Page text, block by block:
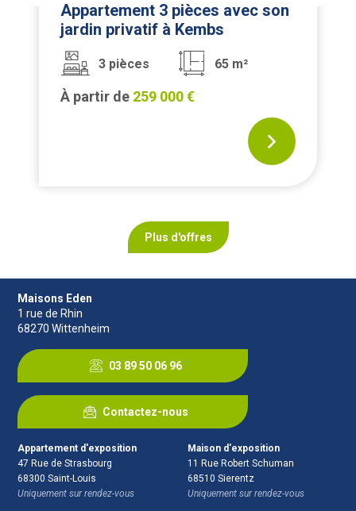
Appartement 3 pièces avec son
jardin privatif à Kembs
3 pièces 65 m²
À partir de 259 000 €
Plus d'offres
Maisons Eden
1 rue de Rhin
68270 Wittenheim
03 89 50 06 96
Contactez-nous
Appartement d'exposition
47 Rue de Strasbourg
68300 Saint-Louis
Uniquement sur rendez-vous
Maison d'exposition
11 Rue Robert Schuman
68510 Sierentz
Uniquement sur rendez-vous